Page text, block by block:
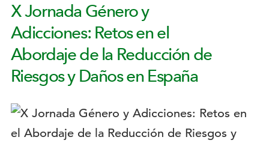
X Jornada Género y
Adicciones: Retos en el
Abordaje de la Reducción de
Riesgos y Daños en España
Logotipo: